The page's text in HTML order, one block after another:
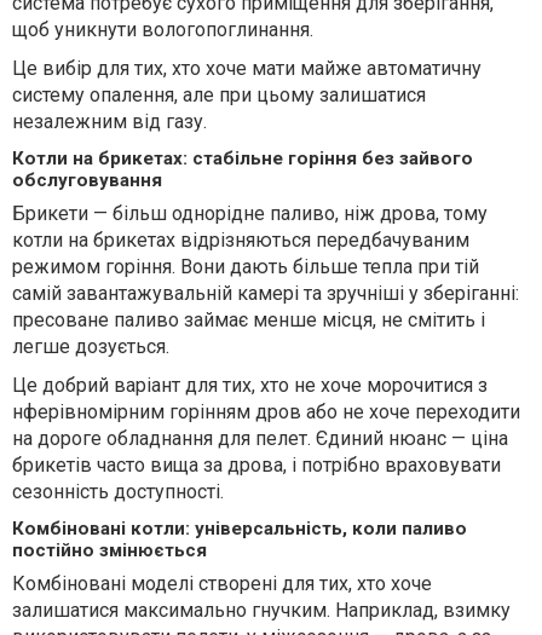
щоб уникнути вологопоглинання.
Це вибір для тих, хто хоче мати майже автоматичну
систему опалення, але при цьому залишатися
незалежним від газу.
Котли на брикетах: стабільне горіння без зайвого
обслуговування
Брикети — більш однорідне паливо, ніж дрова, тому
котли на брикетах відрізняються передбачуваним
режимом горіння. Вони дають більше тепла при тій
самій завантажувальній камері та зручніші у зберіганні:
пресоване паливо займає менше місця, не смітить і
легше дозується.
Це добрий варіант для тих, хто не хоче морочитися з
нферівномірним горінням дров або не хоче переходити
на дороге обладнання для пелет. Єдиний нюанс — ціна
брикетів часто вища за дрова, і потрібно враховувати
сезонність доступності.
Комбіновані котли: універсальність, коли паливо
постійно змінюється
Комбіновані моделі створені для тих, хто хоче
залишатися максимально гнучким. Наприклад, взимку